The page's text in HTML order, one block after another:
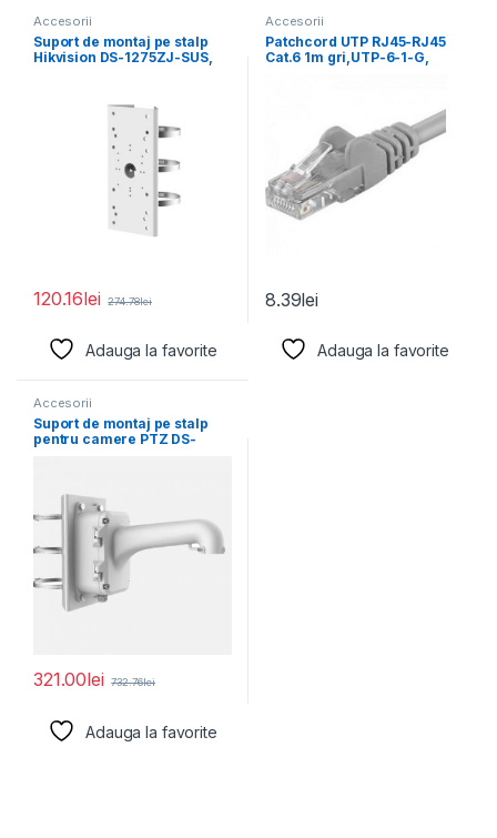
Accesorii
Suport de montaj pe stalp
Hikvision DS-1275ZJ-SUS,
120.16lei 274.78lei
Adauga la favorite
Accesorii
Patchcord UTP RJ45-RJ45
Cat.6 1m gri,UTP-6-1-G,
8.39lei
Adauga la favorite
Accesorii
Suport de montaj pe stalp
pentru camere PTZ DS-
321.00lei 732.76lei
Adauga la favorite